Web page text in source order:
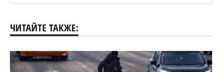
ЧИТАЙТЕ ТАКЖЕ: